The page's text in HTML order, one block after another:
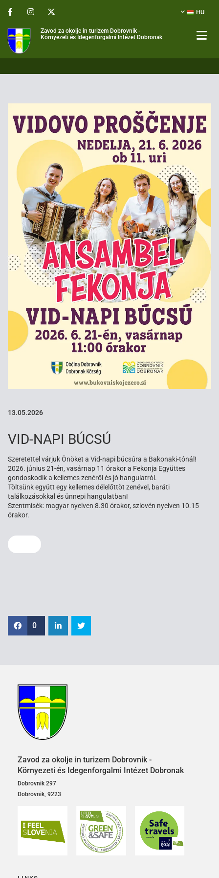
HU
Zavod za okolje in turizem Dobrovnik -
Környezeti és Idegenforgalmi Intézet Dobronak
13.05.2026
VID-NAPI BÚCSÚ
Szeretettel várjuk Önöket a Vid-napi búcsúra a Bakonaki-tónál!
2026. június 21-én, vasárnap 11 órakor a Fekonja Együttes
gondoskodik a kellemes zenéről és jó hangulatról.
Töltsünk együtt egy kellemes délelőttöt zenével, baráti
találkozásokkal és ünnepi hangulatban!
Szentmisék: magyar nyelven 8.30 órakor, szlovén nyelven 10.15
órakor.
0
Zavod za okolje in turizem Dobrovnik -
Környezeti és Idegenforgalmi Intézet Dobronak
Dobrovnik 297
Dobrovnik, 9223